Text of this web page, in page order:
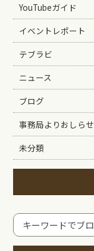
YouTubeガイド
イベントレポート
テブラビ
ニュース
ブログ
事務局よりおしらせ
未分類